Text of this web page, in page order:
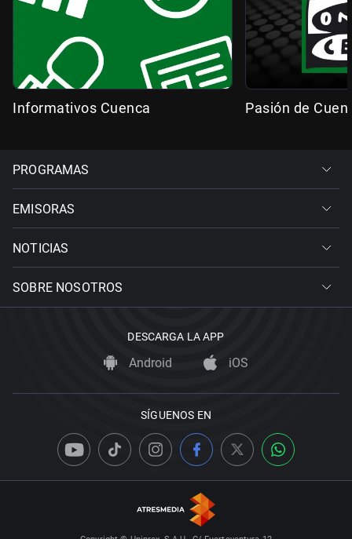
Informativos Cuenca Pasión de
PROGRAMAS
EMISORAS
NOTICIAS
SOBRE NOSOTROS
DESCARGA LA APP
Android iOS
SÍGUENOS EN